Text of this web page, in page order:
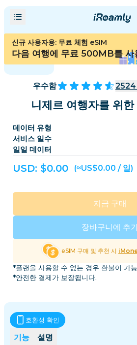
신규 사용자용: 무료 체험 eSIM
다음 여행에 무료 500MB를 사
우수함 2524
니제르 여행자를 위
데이터 유형
서비스 일수
일일 데이터
USD: $0.00 (≈US$0.00 / 일)
장바구니에 추
지금 구매
eSIM 구매 및 추천 시
*플랜을 사용할 수 없는 경우 환불이 가
*안전한 결제가 보장됩니다.
기능 설명
호환성 확인